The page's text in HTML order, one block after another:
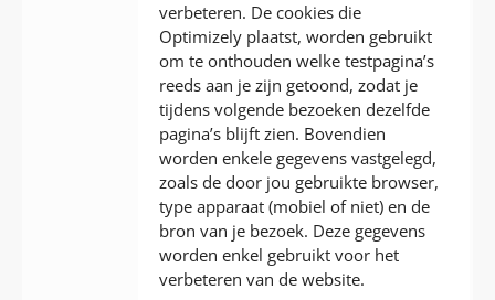
verbeteren. De cookies die
Optimizely plaatst, worden gebruikt
om te onthouden welke testpagina’s
reeds aan je zijn getoond, zodat je
tijdens volgende bezoeken dezelfde
pagina’s blijft zien. Bovendien
worden enkele gegevens vastgelegd,
zoals de door jou gebruikte browser,
type apparaat (mobiel of niet) en de
bron van je bezoek. Deze gegevens
worden enkel gebruikt voor het
verbeteren van de website.